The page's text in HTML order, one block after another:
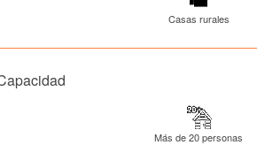
Casas rurales
Más de 20 personas